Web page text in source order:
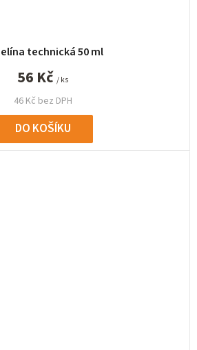
technická 50 ml
46 Kč bez DPH
56 Kč / ks
DO KOŠÍKU